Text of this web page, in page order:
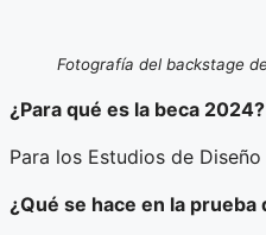
Fotografía del backstage
¿Para qué es la beca 2024?
Para los Estudios de
¿Qué se hace en la prueba